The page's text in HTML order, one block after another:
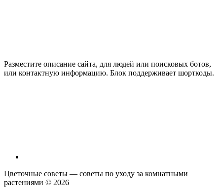
Разместите описание сайта, для людей или поисковых ботов,
или контактную информацию. Блок поддерживает шорткоды.
Цветочные советы — советы по уходу за комнатными
растениями © 2026